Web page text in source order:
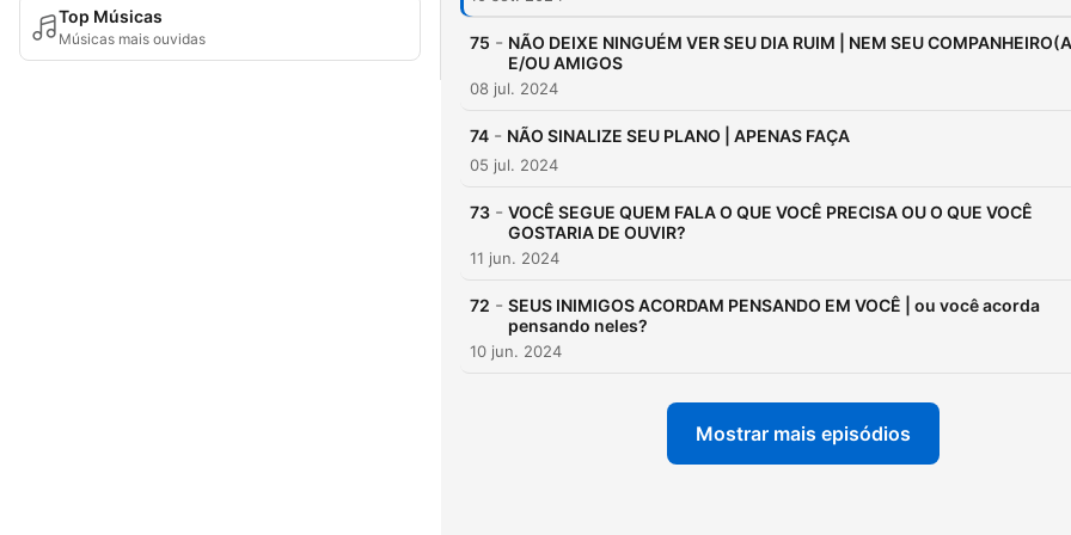
Top Músicas
Músicas mais ouvidas 75 - NÃO DEIXE NINGUÉM VER SEU DIA RUIM | NEM SEU
E/OU AMIGOS
08 jul. 2024
74 - NÃO SINALIZE SEU PLANO | APENAS FAÇA
05 jul. 2024
73 - VOCÊ SEGUE QUEM FALA O QUE VOCÊ PRECISA OU O QUE VOCÊ
GOSTARIA DE OUVIR?
11 jun. 2024
72 - SEUS INIMIGOS ACORDAM PENSANDO EM VOCÊ | ou você acorda
pensando neles?
10 jun. 2024
Mostrar mais episódios